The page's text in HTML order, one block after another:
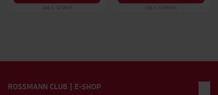
Obj. č.: 1272611 Obj. č.: 1018646
ROSSMANN CLUB | E-SHOP